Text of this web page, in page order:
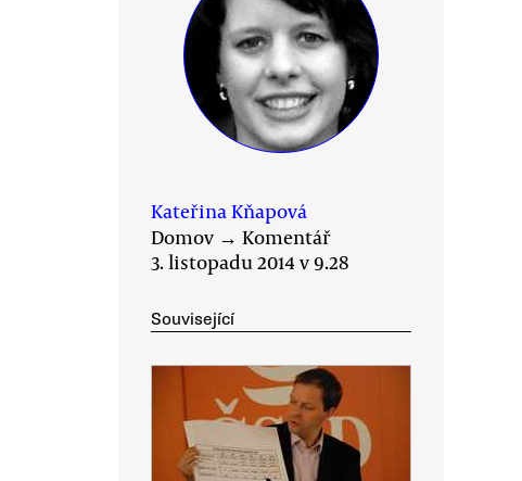
Kateřina Kňapová
Domov → Komentář
3. listopadu 2014 v 9.28
Související